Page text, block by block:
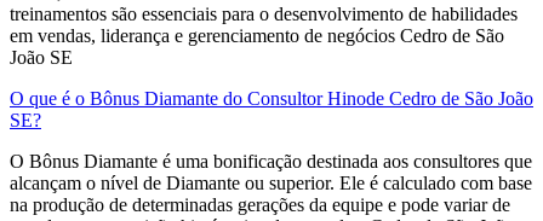
treinamentos são essenciais para o desenvolvimento de habilidades
em vendas, liderança e gerenciamento de negócios Cedro de São
João SE
O que é o Bônus Diamante do Consultor Hinode Cedro de São João
SE?
O Bônus Diamante é uma bonificação destinada aos consultores que
alcançam o nível de Diamante ou superior. Ele é calculado com base
na produção de determinadas gerações da equipe e pode variar de